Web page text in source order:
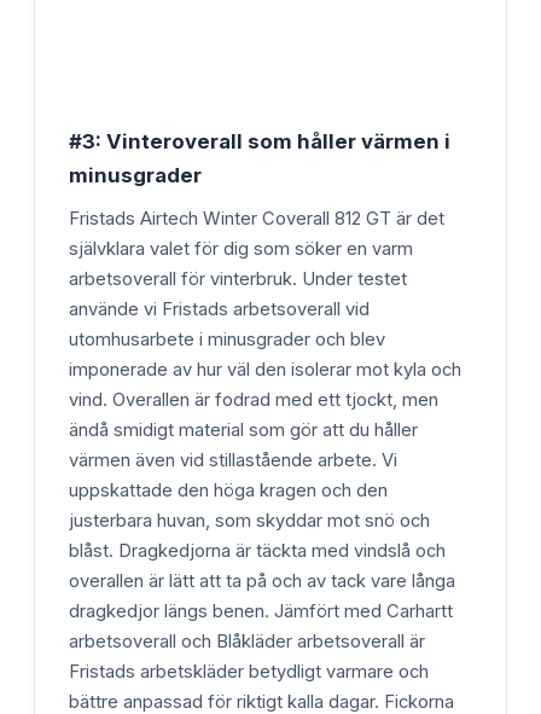
#3: Vinteroverall som håller värmen i
minusgrader
Fristads Airtech Winter Coverall 812 GT är det
självklara valet för dig som söker en varm
arbetsoverall för vinterbruk. Under testet
använde vi Fristads arbetsoverall vid
utomhusarbete i minusgrader och blev
imponerade av hur väl den isolerar mot kyla och
vind. Overallen är fodrad med ett tjockt, men
ändå smidigt material som gör att du håller
värmen även vid stillastående arbete. Vi
uppskattade den höga kragen och den
justerbara huvan, som skyddar mot snö och
blåst. Dragkedjorna är täckta med vindslå och
overallen är lätt att ta på och av tack vare långa
dragkedjor längs benen. Jämfört med Carhartt
arbetsoverall och Blåkläder arbetsoverall är
Fristads arbetskläder betydligt varmare och
bättre anpassad för riktigt kalla dagar. Fickorna